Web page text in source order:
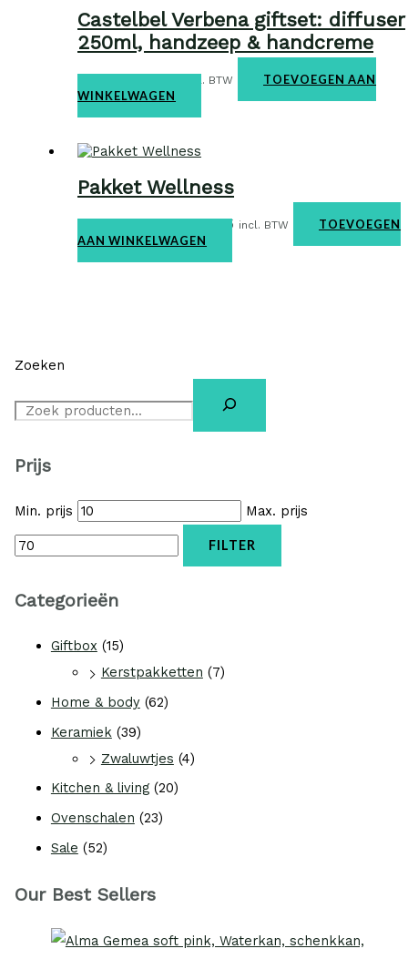
Zoeken
Prijs
Min. prijs Max. prijs
FILTER
Categorieën
Giftbox (15)
Kerstpakketten (7)
Home & body (62)
Keramiek (39)
Zwaluwtjes (4)
Kitchen & living (20)
Ovenschalen (23)
Sale (52)
Our Best Sellers
Castelbel Verbena giftset: diffuser
250ml, handzeep & handcreme
Giftbox€56,95 incl. BTW
TOEVOEGEN AAN
WINKELWAGEN
Pakket Wellness
Kerstpakketten€66,55 incl. BTW
TOEVOEGEN
AAN WINKELWAGEN